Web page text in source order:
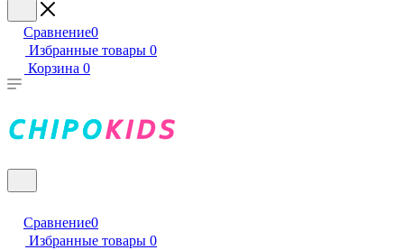
Сравнение0
Избранные товары 0
Корзина 0
Сравнение0
Избранные товары 0